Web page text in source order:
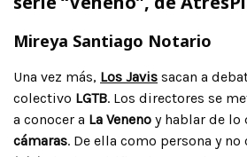
Mireya Santiago Notario
Una vez más, Los Javis sacan a
colectivo LGTB. Los directores se
a conocer a La Veneno y hablar de lo
cámaras. De ella como persona y no